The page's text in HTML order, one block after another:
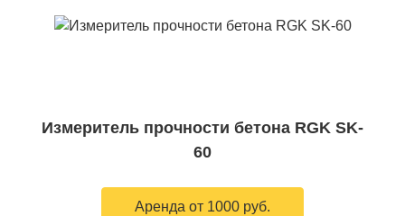
Измеритель прочности бетона RGK SK-
60
Аренда от 1000 руб.